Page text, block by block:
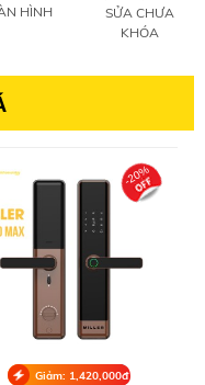
HÌNH
SỬA CHƯA
KHÓA
Giảm: 1,420,000đ
-20%